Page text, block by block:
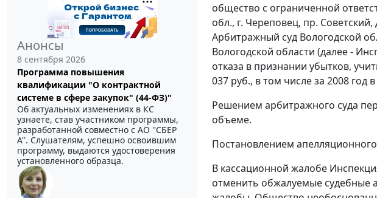
Анонсы
8 сентября 2026
Программа повышения
квалификации "О контрактной
системе в сфере закупок" (44-ФЗ)"
Об актуальных изменениях в КС
узнаете, став участником программы,
разработанной совместно с АО ''СБЕР
А". Слушателям, успешно освоившим
программу, выдаются удостоверения
установленного образца.
общество с ограниченной
обл., г. Череповец, пр.
Арбитражный суд Вологодской
Вологодской области (далее -
отказа в признании убытков,
037 руб., в том числе за 2008 год
Решением арбитражного суда
объеме.
Постановлением
В кассационной жалобе
отменить обжалуемые судебные